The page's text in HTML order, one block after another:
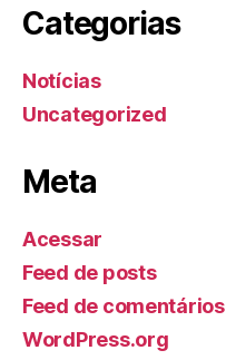
Categorias
Notícias
Uncategorized
Meta
Acessar
Feed de posts
Feed de comentários
WordPress.org